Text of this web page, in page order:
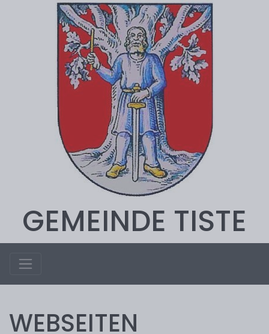
GEMEINDE TISTE
WEBSEITEN